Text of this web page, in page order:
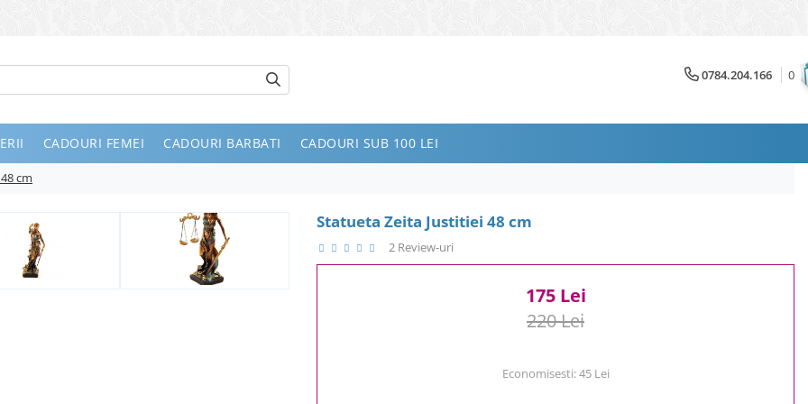
0784.204.166 0
CADOURI FEMEI CADOURI BARBATI CADOURI SUB 100 LEI
cm
Statueta Zeita Justitiei 48 cm
2 Review-uri
175 Lei
220 Lei
Economisesti:45 Lei